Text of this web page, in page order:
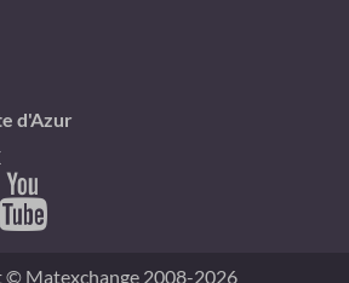
d'Azur
© Matexchange 2008-2026